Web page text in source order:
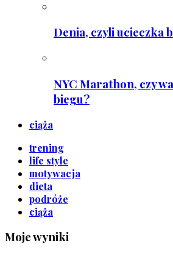
Denia, czyli ucieczka
NYC Marathon, czy
biegu?
ciąża
trening
life style
motywacja
dieta
podróże
ciąża
Moje wyniki